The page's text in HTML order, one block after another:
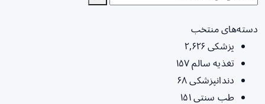
دسته‌های منتخب
پزشکی۲,۶۲۶
تغذیه سالم۱۵۷
دندانپزشکی۶۸
طب سنتی۱۵۱